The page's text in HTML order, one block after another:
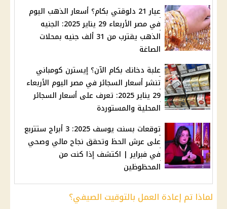
عيار 21 دلوقتي بكام؟ أسعار الذهب اليوم
في مصر الأربعاء 29 يناير 2025: الجنيه
الذهب يقترب من 31 ألف جنيه بمحلات
الصاغة
علبة دخانك بكام الآن؟ إيسترن كومباني
تنشر أسعار السجائر في مصر اليوم الأربعاء
29 يناير 2025: تعرف على أسعار السجائر
المحلية والمستوردة
توقعات بسنت يوسف 2025: 3 أبراج ستتربع
على عرش الحظ وتحقق نجاح مالي وصحي
في فبراير | اكتشف إذا كنت من
المحظوظين
لماذا تم إعادة العمل بالتوقيت الصيفي؟